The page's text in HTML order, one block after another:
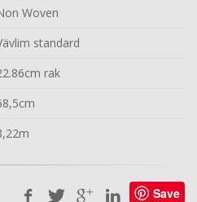
Woven
standard
rak
Save